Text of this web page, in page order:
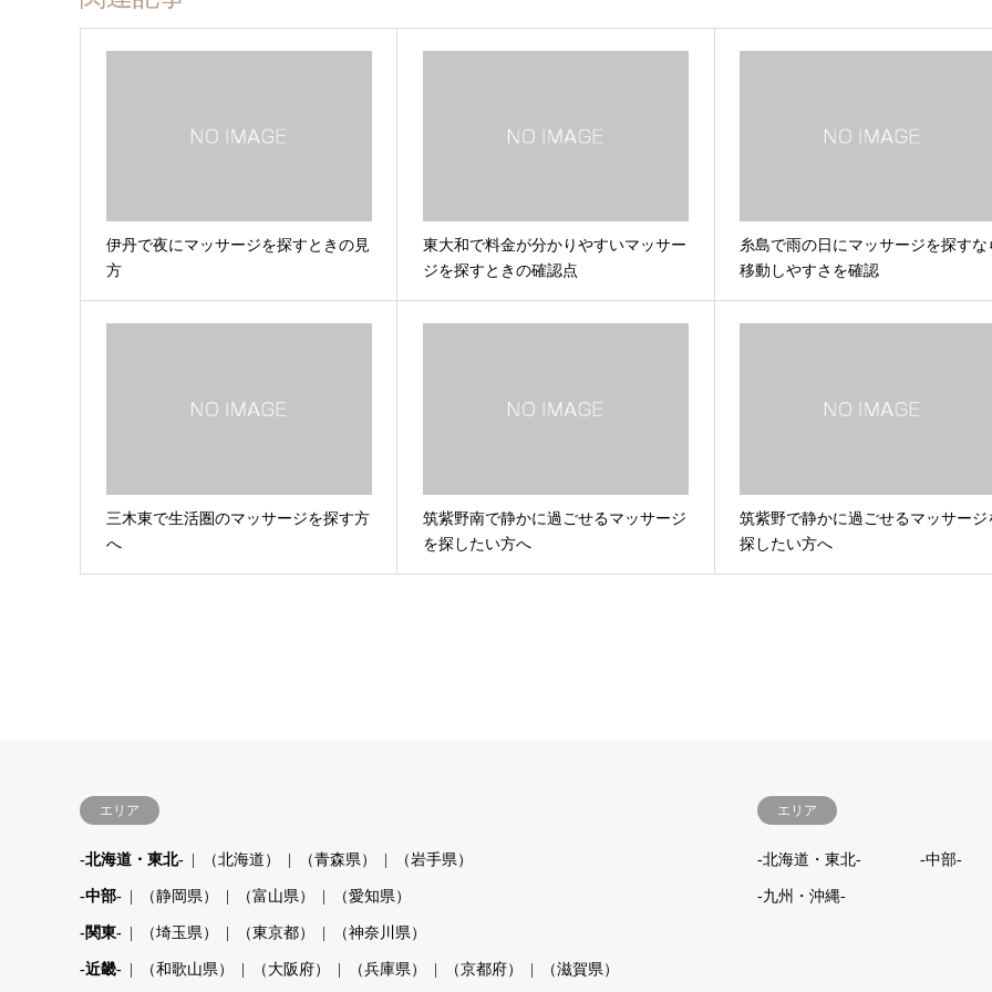
伊丹で夜にマッサージを探すときの見
方
東大和で料金が分かりやすいマッサー
ジを探すときの確認点
糸島で雨の日にマッサージを探すな
移動しやすさを確認
三木東で生活圏のマッサージを探す方
へ
筑紫野南で静かに過ごせるマッサージ
を探したい方へ
筑紫野で静かに過ごせるマッサージ
探したい方へ
エリア
-北海道・東北- （北海道） （青森県） （岩手県）
-中部- （静岡県） （富山県） （愛知県）
-関東- （埼玉県） （東京都） （神奈川県）
-近畿- （和歌山県） （大阪府） （兵庫県） （京都府） （滋賀県）
エリア
-北海道・東北- -中部-
-九州・沖縄-